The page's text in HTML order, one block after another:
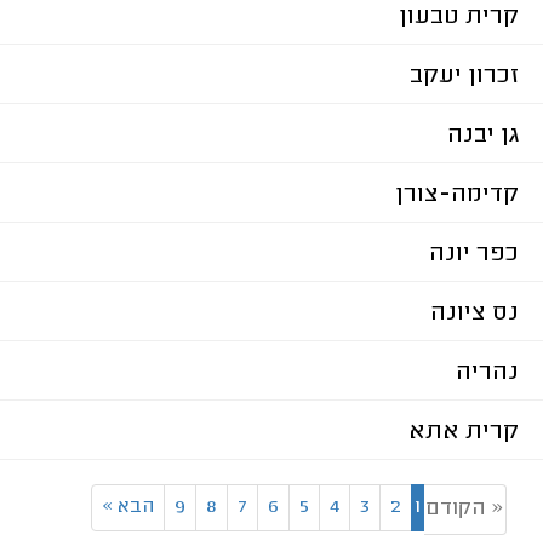
קרית טבעון
זכרון יעקב
גן יבנה
קדימה-צורן
כפר יונה
נס ציונה
נהריה
קרית אתא
« הקודם 1
2
3
4
5
6
7
8
9 הבא »